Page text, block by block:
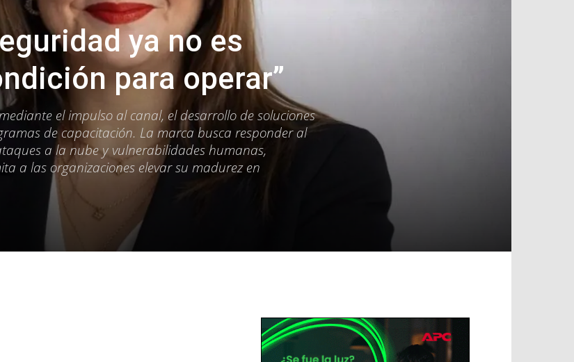
ya no es
para operar”
el impulso al canal, el desarrollo de soluciones
de capacitación. La marca busca responder al
a la nube y vulnerabilidades humanas,
a las organizaciones elevar su madurez en